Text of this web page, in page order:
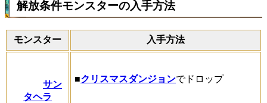
解放条件モンスターの入手方法
モンスター 入手方法
サン
タヘラ
■クリスマスダンジョンでドロップ